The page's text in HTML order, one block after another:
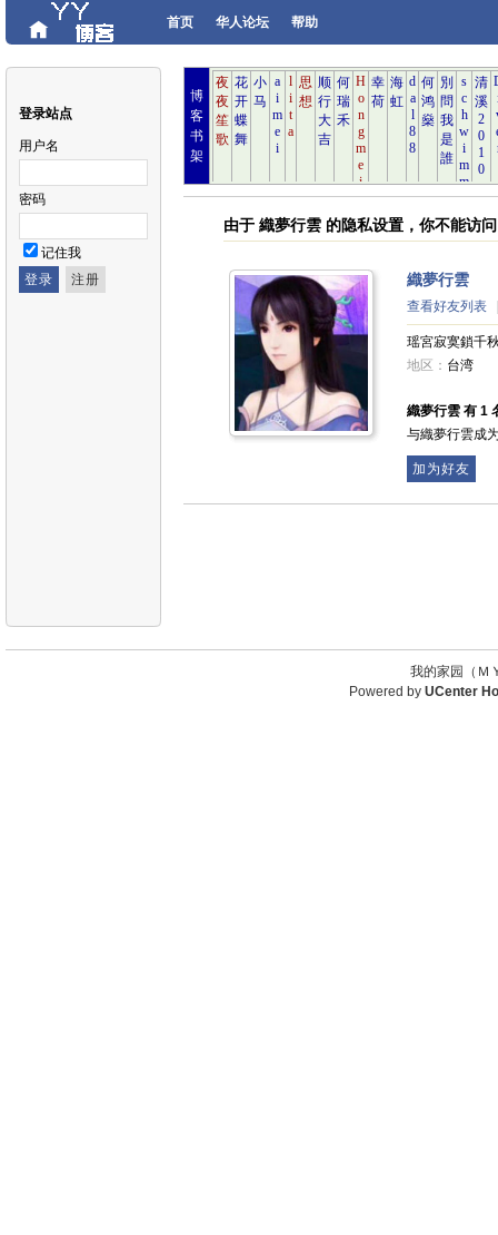
首页 华人论坛 帮助
登录站点
用户名
密码
记住我
博
客
书
架
由于 織夢行雲 的隐私设置，你不能访
織夢行雲
查看好友列表
瑶宮寂寞鎖千
地区： 台湾
織夢行雲 有 1
与織夢行雲成
加为好友
我的家园（
Powered by UCenter